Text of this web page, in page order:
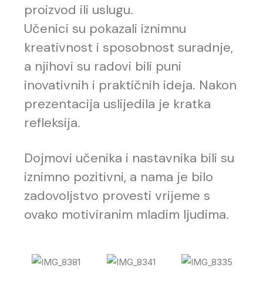
proizvod ili uslugu.
Učenici su pokazali iznimnu
kreativnost i sposobnost suradnje,
a njihovi su radovi bili puni
inovativnih i praktičnih ideja. Nakon
prezentacija uslijedila je kratka
refleksija.
Dojmovi učenika i nastavnika bili su
iznimno pozitivni, a nama je bilo
zadovoljstvo provesti vrijeme s
ovako motiviranim mladim ljudima.